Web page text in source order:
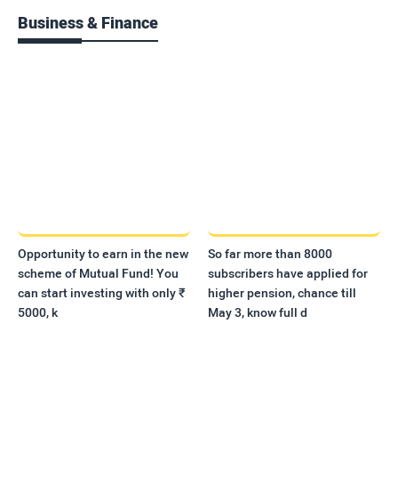
Business & Finance
Opportunity to earn in the new
scheme of Mutual Fund! You
can start investing with only ₹
5000, k
So far more than 8000
subscribers have applied for
higher pension, chance till
May 3, know full d